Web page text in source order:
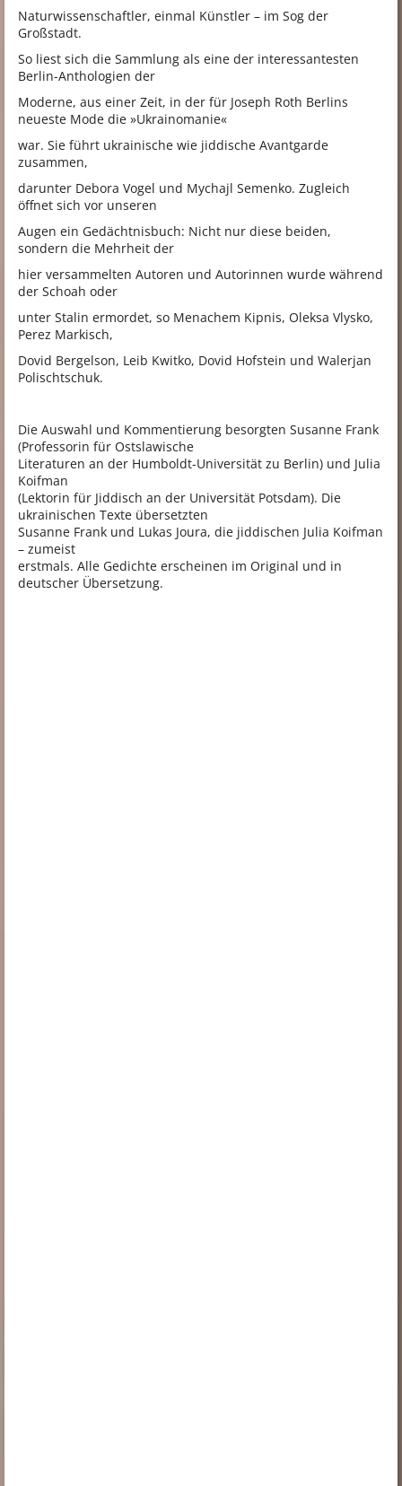
Naturwissenschaftler, einmal Künstler – im Sog der
Großstadt.
So liest sich die Sammlung als eine der interessantesten
Berlin-Anthologien der
Moderne, aus einer Zeit, in der für Joseph Roth Berlins
neueste Mode die »Ukrainomanie«
war. Sie führt ukrainische wie jiddische Avantgarde
zusammen,
darunter Debora Vogel und Mychajl Semenko. Zugleich
öffnet sich vor unseren
Augen ein Gedächtnisbuch: Nicht nur diese beiden,
sondern die Mehrheit der
hier versammelten Autoren und Autorinnen wurde während
der Schoah oder
unter Stalin ermordet, so Menachem Kipnis, Oleksa Vlysko,
Perez Markisch,
Dovid Bergelson, Leib Kwitko, Dovid Hofstein und Walerjan
Polischtschuk.
Die Auswahl und Kommentierung besorgten Susanne Frank
(Professorin für Ostslawische
Literaturen an der Humboldt-Universität zu Berlin) und Julia
Koifman
(Lektorin für Jiddisch an der Universität Potsdam). Die
ukrainischen Texte übersetzten
Susanne Frank und Lukas Joura, die jiddischen Julia Koifman
– zumeist
erstmals. Alle Gedichte erscheinen im Original und in
deutscher Übersetzung.